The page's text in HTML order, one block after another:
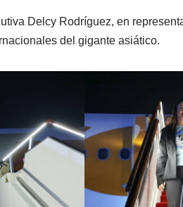
Delcy Rodríguez, en
del gigante asiático.